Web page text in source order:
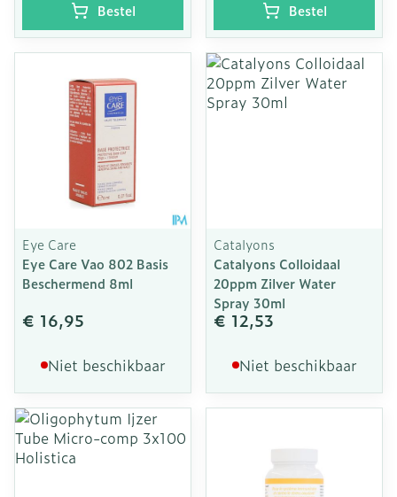
Bestel Bestel
Eye Care
Eye Care Vao 802 Basis
Beschermend 8ml
€ 16,95
Niet beschikbaar
Catalyons
Catalyons Colloidaal
20ppm Zilver Water
Spray 30ml
€ 12,53
Niet beschikbaar